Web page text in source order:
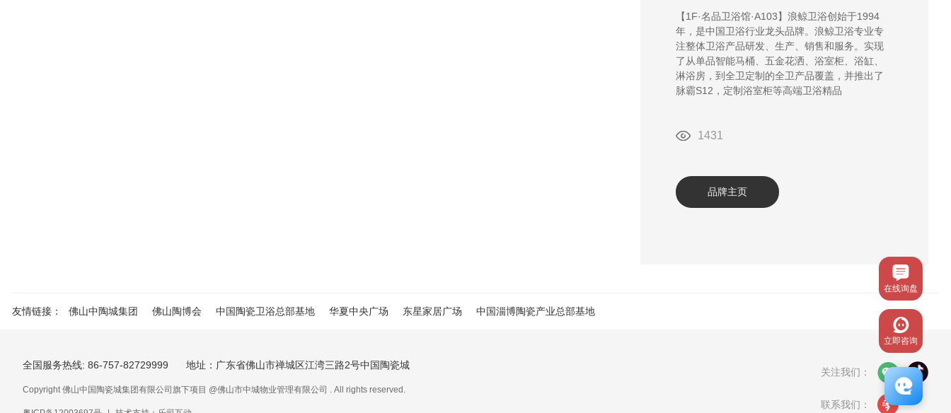
【1F·名品卫浴馆·A103】浪鲸卫浴创始于1994
年，是中国卫浴行业龙头品牌。浪鲸卫浴专业专
注整体卫浴产品研发、生产、销售和服务。实现
了从单品智能马桶、五金花洒、浴室柜、浴缸、
淋浴房，到全卫定制的全卫产品覆盖，并推出了
脉霸S12，定制浴室柜等高端卫浴精品
1431
品牌主页
友情链接： 佛山中陶城集团 佛山陶博会 中国陶瓷卫浴总部基地 华夏中央广场 东星家居广场 中国淄博陶瓷产业总部基地
全国服务热线: 86-757-82729999 地址：广东省佛山市禅城区江湾三路2号中国陶瓷城
Copyright 佛山中国陶瓷城集团有限公司旗下项目 @佛山市中城物业管理有限公司 . All rights reserved.
关注我们：
联系我们：
在线询盘
立即咨询